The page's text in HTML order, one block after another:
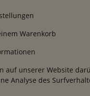
Warenkorb
auf unserer Website
Analyse des